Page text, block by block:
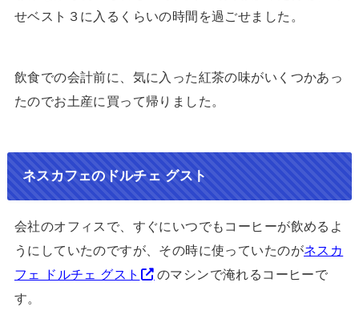
せベスト３に入るくらいの時間を過ごせました。
飲食での会計前に、気に入った紅茶の味がいくつかあっ
たのでお土産に買って帰りました。
ネスカフェのドルチェ グスト
会社のオフィスで、すぐにいつでもコーヒーが飲めるよ
うにしていたのですが、その時に使っていたのがネスカ
フェ ドルチェ グスト
のマシンで淹れるコーヒーで
す。